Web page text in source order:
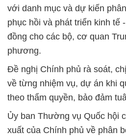
với danh mục và dự kiến
phục hồi và phát triển kinh tế
đồng cho các bộ, cơ quan
phương.
Đề nghị Chính phủ rà soát,
về từng nhiệm vụ, dự án khi
theo thẩm quyền, bảo đảm
Ủy ban Thường vụ Quốc hội
xuất của Chính phủ về phân